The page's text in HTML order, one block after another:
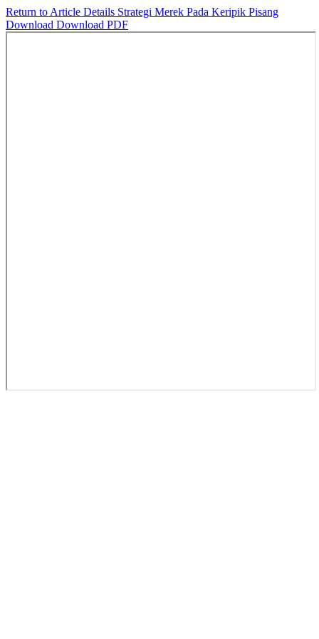
Return to Article Details Strategi Merek Pada Keripik Pisang
Download Download PDF